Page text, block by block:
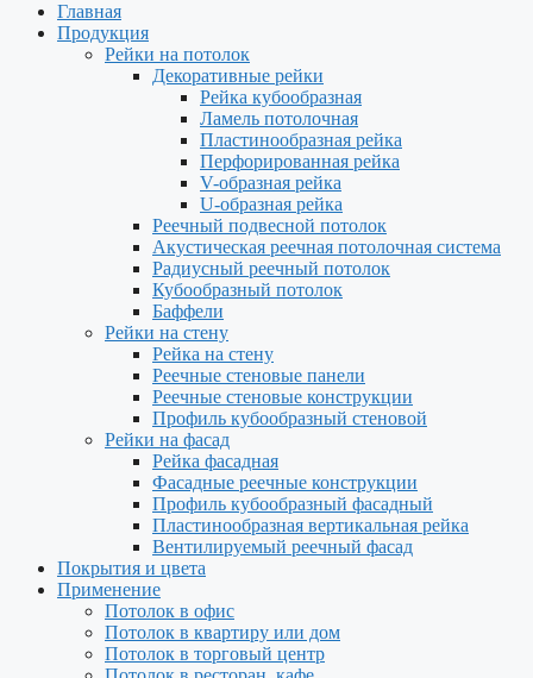
Главная
Продукция
Рейки на потолок
Декоративные рейки
Рейка кубообразная
Ламель потолочная
Пластинообразная рейка
Перфорированная рейка
V-образная рейка
U-образная рейка
Реечный подвесной потолок
Акустическая реечная потолочная система
Радиусный реечный потолок
Кубообразный потолок
Баффели
Рейки на стену
Рейка на стену
Реечные стеновые панели
Реечные стеновые конструкции
Профиль кубообразный стеновой
Рейки на фасад
Рейка фасадная
Фасадные реечные конструкции
Профиль кубообразный фасадный
Пластинообразная вертикальная рейка
Вентилируемый реечный фасад
Покрытия и цвета
Применение
Потолок в офис
Потолок в квартиру или дом
Потолок в торговый центр